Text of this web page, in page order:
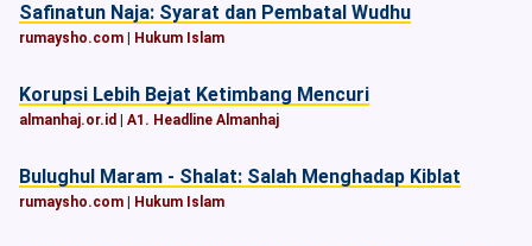
Safinatun Naja: Syarat dan Pembatal Wudhu
rumaysho.com Hukum Islam
Korupsi Lebih Bejat Ketimbang Mencuri
almanhaj.or.id A1. Headline Almanhaj
Bulughul Maram - Shalat: Salah Menghadap Kiblat
rumaysho.com Hukum Islam